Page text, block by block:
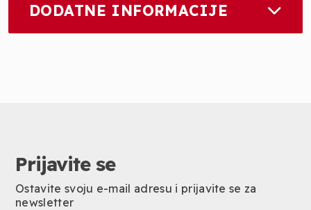
DODATNE INFORMACIJE
Prijavite se
Ostavite svoju e-mail adresu i prijavite se za
newsletter